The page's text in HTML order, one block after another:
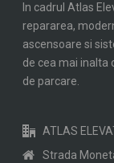
In cadrul Atlas
repararea,
ascensoare si
de cea mai inalta
de parcare.
ATLAS
Strada